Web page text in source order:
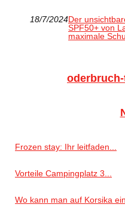
18/7/2024Der
SPF50+ von
maximale
Frozen stay: Ihr leitfaden...
Vorteile Campingplatz 3...
Wo kann man auf Korsika